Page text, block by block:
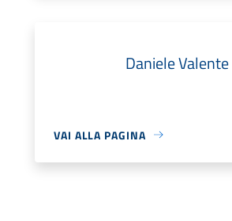
Daniele Valente
VAI ALLA PAGINA